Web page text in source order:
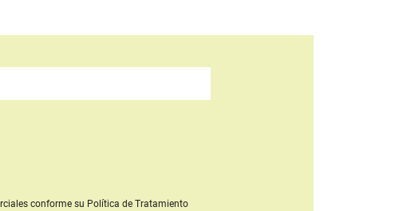
conforme su Política de Tratamiento